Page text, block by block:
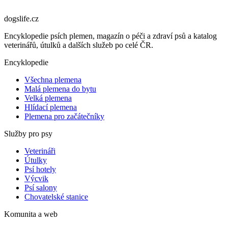
dogslife.cz
Encyklopedie psích plemen, magazín o péči a zdraví psů a katalog
veterinářů, útulků a dalších služeb po celé ČR.
Encyklopedie
Všechna plemena
Malá plemena do bytu
Velká plemena
Hlídací plemena
Plemena pro začátečníky
Služby pro psy
Veterináři
Útulky
Psí hotely
Výcvik
Psí salony
Chovatelské stanice
Komunita a web